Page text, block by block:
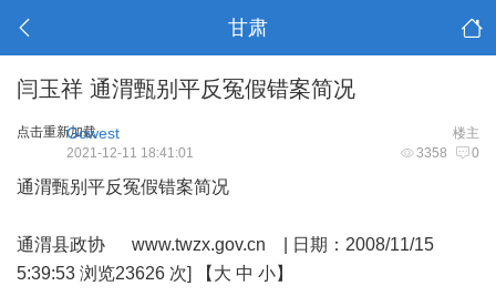
甘肃
闫玉祥 通渭甄别平反冤假错案简况
点击重新加载 楼主
Gowest
3358 0
2021-12-11 18:41:01
通渭甄别平反冤假错案简况
通渭县政协 www.twzx.gov.cn | 日期：2008/11/15
5:39:53 浏览23626 次] 【大 中 小】